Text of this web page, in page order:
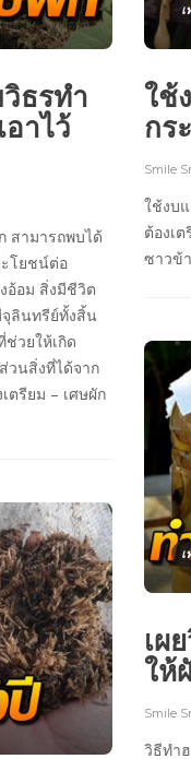
ธรทำ
าไว้
สามารถพบได้
โยชน์ต่อ
อ้อม สิ่งมีชีวิต
ลินทรีย์ทั้งสิ้น
วยให้เกิด
วนสิ่งที่ได้จาก
ตรียม – เศษผัก
ใช้
กร
Smile
ใช้งบ
ต้องเ
ซาวข้
เผ
ให้
Smile
วิธีทำ